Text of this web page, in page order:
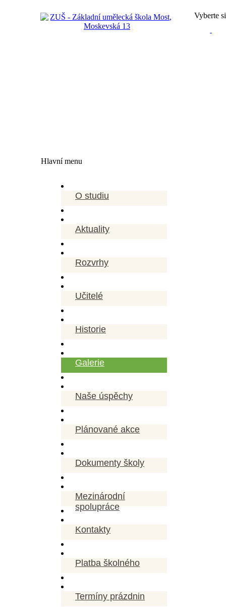
Vyberte
Hlavní menu
O studiu
Aktuality
Rozvrhy
Učitelé
Historie
Galerie
Naše úspěchy
Plánované akce
Dokumenty školy
Mezinárodní
spolupráce
Kontakty
Platba školného
Termíny prázdnin